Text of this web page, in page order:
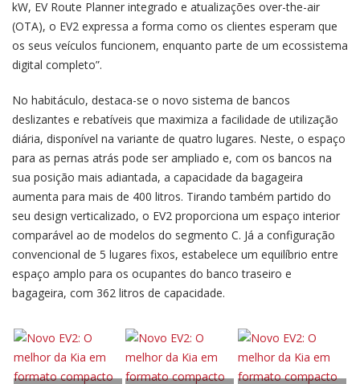
kW, EV Route Planner integrado e atualizações over-the-air
(OTA), o EV2 expressa a forma como os clientes esperam que
os seus veículos funcionem, enquanto parte de um ecossistema
digital completo”.
No habitáculo, destaca-se o novo sistema de bancos
deslizantes e rebatíveis que maximiza a facilidade de utilização
diária, disponível na variante de quatro lugares. Neste, o espaço
para as pernas atrás pode ser ampliado e, com os bancos na
sua posição mais adiantada, a capacidade da bagageira
aumenta para mais de 400 litros. Tirando também partido do
seu design verticalizado, o EV2 proporciona um espaço interior
comparável ao de modelos do segmento C. Já a configuração
convencional de 5 lugares fixos, estabelece um equilíbrio entre
espaço amplo para os ocupantes do banco traseiro e
bagageira, com 362 litros de capacidade.